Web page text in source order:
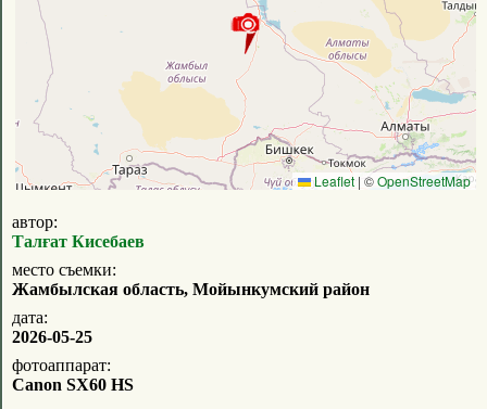
Leaflet | ©OpenStreetMap
автор:
Талғат Кисебаев
место съемки:
Жамбылская область, Мойынкумский район
дата:
2026-05-25
фотоаппарат:
Canon SX60 HS